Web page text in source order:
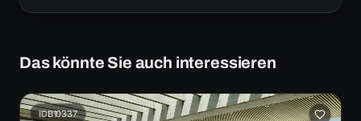
Das könnte Sie auch interessieren
IDB10337